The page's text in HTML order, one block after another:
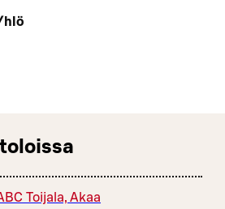
hlö
Toijala, Akaa